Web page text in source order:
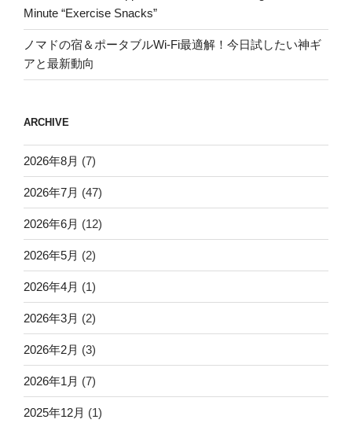
Minute “Exercise Snacks”
ノマドの宿＆ポータブルWi-Fi最適解！今日試したい神ギ
アと最新動向
ARCHIVE
2026年8月 (7)
2026年7月 (47)
2026年6月 (12)
2026年5月 (2)
2026年4月 (1)
2026年3月 (2)
2026年2月 (3)
2026年1月 (7)
2025年12月 (1)